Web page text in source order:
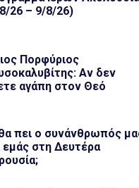
26 – 9/8/26)
Πορφύριος
Αν δεν
αγάπη στον Θεό
πει ο συνάνθρωπός
εμάς στη Δευτέρα